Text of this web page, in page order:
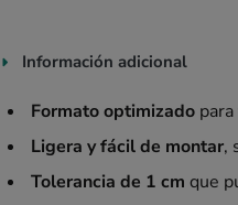
Información adicional
Formato optimizado
Ligera y fácil de montar,
Tolerancia de 1 cm que